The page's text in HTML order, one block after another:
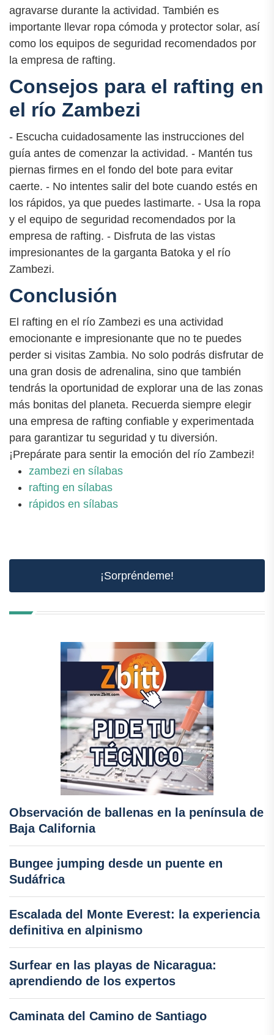
agravarse durante la actividad. También es
importante llevar ropa cómoda y protector solar, así
como los equipos de seguridad recomendados por
la empresa de rafting.
Consejos para el rafting en
el río Zambezi
- Escucha cuidadosamente las instrucciones del
guía antes de comenzar la actividad. - Mantén tus
piernas firmes en el fondo del bote para evitar
caerte. - No intentes salir del bote cuando estés en
los rápidos, ya que puedes lastimarte. - Usa la ropa
y el equipo de seguridad recomendados por la
empresa de rafting. - Disfruta de las vistas
impresionantes de la garganta Batoka y el río
Zambezi.
Conclusión
El rafting en el río Zambezi es una actividad
emocionante e impresionante que no te puedes
perder si visitas Zambia. No solo podrás disfrutar de
una gran dosis de adrenalina, sino que también
tendrás la oportunidad de explorar una de las zonas
más bonitas del planeta. Recuerda siempre elegir
una empresa de rafting confiable y experimentada
para garantizar tu seguridad y tu diversión.
¡Prepárate para sentir la emoción del río Zambezi!
zambezi en sílabas
rafting en sílabas
rápidos en sílabas
¡Sorpréndeme!
Observación de ballenas en la península de
Baja California
Bungee jumping desde un puente en
Sudáfrica
Escalada del Monte Everest: la experiencia
definitiva en alpinismo
Surfear en las playas de Nicaragua:
aprendiendo de los expertos
Caminata del Camino de Santiago